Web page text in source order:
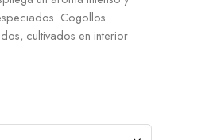
Cogollos
cultivados en interior